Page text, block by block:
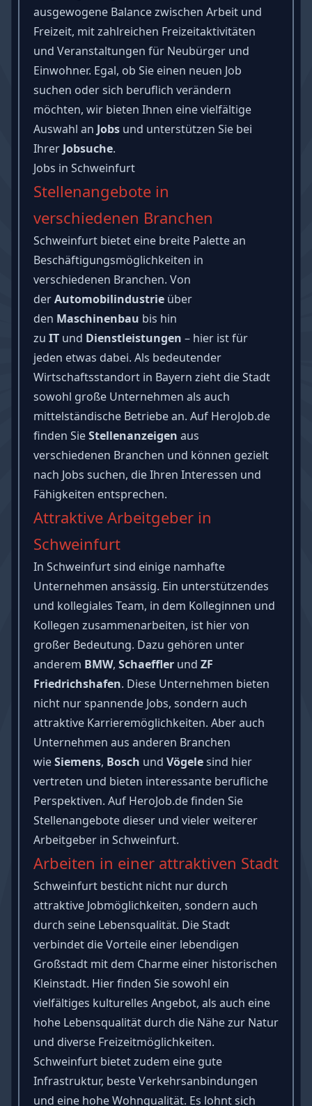
ausgewogene Balance zwischen Arbeit und
Freizeit, mit zahlreichen Freizeitaktivitäten
und Veranstaltungen für Neubürger und
Einwohner. Egal, ob Sie einen neuen Job
suchen oder sich beruflich verändern
möchten, wir bieten Ihnen eine vielfältige
Auswahl an Jobsund unterstützen Sie bei
Ihrer Jobsuche.
Jobs in Schweinfurt
Stellenangebote in
verschiedenen Branchen
Schweinfurt bietet eine breite Palette an
Beschäftigungsmöglichkeiten in
verschiedenen Branchen. Von
derAutomobilindustrieüber
den Maschinenbau bis hin
zu ITund Dienstleistungen – hier ist für
jeden etwas dabei. Als bedeutender
Wirtschaftsstandort in Bayern zieht die Stadt
sowohl große Unternehmen als auch
mittelständische Betriebe an. Auf HeroJob.de
finden SieStellenanzeigen aus
verschiedenen Branchen und können gezielt
nach Jobs suchen, die Ihren Interessen und
Fähigkeiten entsprechen.
Attraktive Arbeitgeber in
Schweinfurt
In Schweinfurt sind einige namhafte
Unternehmen ansässig. Ein unterstützendes
und kollegiales Team, in dem Kolleginnen und
Kollegen zusammenarbeiten, ist hier von
großer Bedeutung. Dazu gehören unter
anderem BMW, Schaefflerund ZF
Friedrichshafen. Diese Unternehmen bieten
nicht nur spannende Jobs, sondern auch
attraktive Karrieremöglichkeiten. Aber auch
Unternehmen aus anderen Branchen
wieSiemens, Bosch und Vögelesind hier
vertreten und bieten interessante berufliche
Perspektiven. Auf HeroJob.de finden Sie
Stellenangebote dieser und vieler weiterer
Arbeitgeber in Schweinfurt.
Arbeiten in einer attraktiven Stadt
Schweinfurt besticht nicht nur durch
attraktive Jobmöglichkeiten, sondern auch
durch seine Lebensqualität. Die Stadt
verbindet die Vorteile einer lebendigen
Großstadt mit dem Charme einer historischen
Kleinstadt. Hier finden Sie sowohl ein
vielfältiges kulturelles Angebot, als auch eine
hohe Lebensqualität durch die Nähe zur Natur
und diverse Freizeitmöglichkeiten.
Schweinfurt bietet zudem eine gute
Infrastruktur, beste Verkehrsanbindungen
und eine hohe Wohnqualität. Es lohnt sich